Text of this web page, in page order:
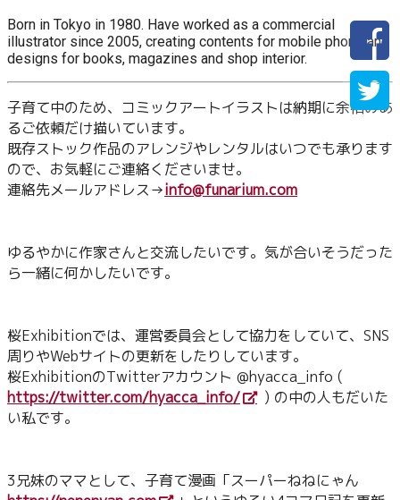
Born in Tokyo in 1980. Have worked as a commercial
illustrator since 2005, creating contents for mobile phone and
designs for books, magazines and shop interior.
子育て中のため、コミックアートイラストは納期に余裕のあ
るご依頼だけ描いています。
既存ストック作品のアレンジやレンタルはいつでも承ります
ので、お気軽にご連絡くださいませ。
連絡先メールアドレス→info@funarium.com
ゆるやかに作家さんと交流したいです。気が合いそうだった
ら一緒に何かしたいです。
桜Exhibitionでは、運営委員会として協力をしていて、SNS
周りやWebサイトの更新をしたりしています。
https://twitter.com/hyacca_info/
) の中の人もだいた
い私です。